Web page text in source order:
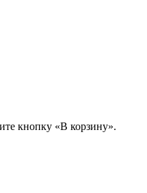
кнопку «В корзину».